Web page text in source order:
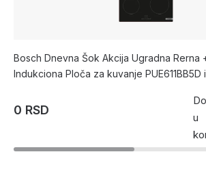
Bosch Dnevna Šok Akcija Ugradna Rerna
Indukciona Ploča za kuvanje PUE611BB5D i
0 RSD
u